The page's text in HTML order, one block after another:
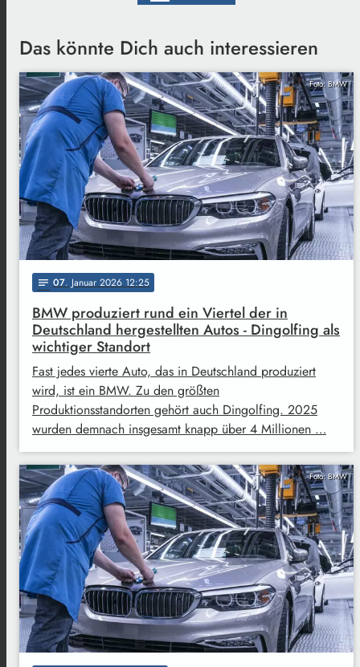
Das könnte Dich auch interessieren
Foto: BMW
notes 07. Januar 2026 12:25
BMW produziert rund ein Viertel der in
Deutschland hergestellten Autos - Dingolfing als
wichtiger Standort
Fast jedes vierte Auto, das in Deutschland produziert
wird, ist ein BMW. Zu den größten
Produktionsstandorten gehört auch Dingolfing. 2025
wurden demnach insgesamt knapp über 4 Millionen …
Foto: BMW